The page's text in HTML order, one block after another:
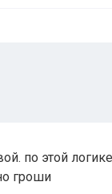
по этой
гроши